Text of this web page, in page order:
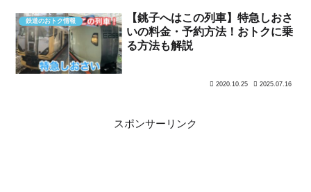
鉄道のおトク情報
【銚子へはこの列車】特急しおさ
いの料金・予約方法！おトクに乗
る方法も解説
2020.10.25 2025.07.16
スポンサーリンク